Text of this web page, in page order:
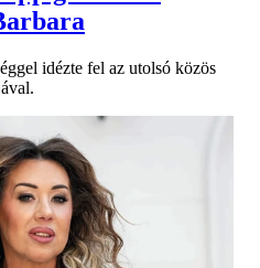
idézte fel az utolsó közös